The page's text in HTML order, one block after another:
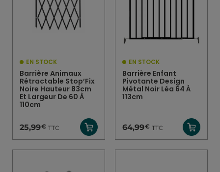
EN STOCK
Barrière Animaux
Rétractable Stop’Fix
Noire Hauteur 83cm
Et Largeur De 60 À
110cm
25,99€ TTC
EN STOCK
Barrière Enfant
Pivotante Design
Métal Noir Léa 64 À
113cm
64,99€ TTC